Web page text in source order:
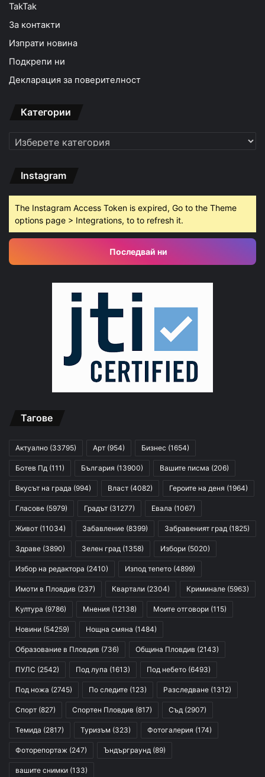
TakTak
За контакти
Изпрати новина
Подкрепи ни
Декларация за поверителност
Категории
Категории
Instagram
The Instagram Access Token is expired, Go to the Theme
options page > Integrations, to to refresh it.
Последвай ни
Тагове
Актуално (33795) Арт (954) Бизнес (1654)
Ботев Пд (111) България (13900) Вашите писма (206)
Вкусът на града (994) Власт (4082) Героите на деня (1964)
Гласове (5979) Градът (31277) Евала (1067)
Живот (11034) Забавление (8399) Забравеният град (1825)
Здраве (3890) Зелен град (1358) Избори (5020)
Избор на редактора (2410) Изпод тепето (4899)
Имоти в Пловдив (237) Квартали (2304) Криминале (5963)
Култура (9786) Мнения (12138) Моите отговори (115)
Новини (54259) Нощна смяна (1484)
Образование в Пловдив (736) Община Пловдив (2143)
ПУЛС (2542) Под лупа (1613) Под небето (6493)
Под ножа (2745) По следите (123) Разследване (1312)
Спорт (827) Спортен Пловдив (817) Съд (2907)
Темида (2817) Туризъм (323) Фотогалерия (174)
Фоторепортаж (247) Ъндърграунд (89)
вашите снимки (133)